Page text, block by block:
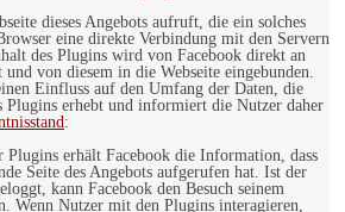
dieses Angebots aufruft, die ein solches
eine direkte Verbindung mit den Servern
des Plugins wird von Facebook direkt an
von diesem in die Webseite eingebunden.
Einfluss auf den Umfang der Daten, die
Plugins erhebt und informiert die Nutzer daher
:
erhält Facebook die Information, dass
Seite des Angebots aufgerufen hat. Ist der
kann Facebook den Besuch seinem
Wenn Nutzer mit den Plugins interagieren,